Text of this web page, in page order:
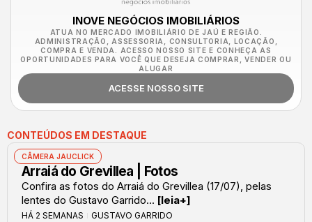
INOVE NEGÓCIOS IMOBILIÁRIOS
ATUA NO MERCADO IMOBILIÁRIO DE JAÚ E REGIÃO.
ADMINISTRAÇÃO, ASSESSORIA, CONSULTORIA, LOCAÇÃO,
COMPRA E VENDA. ACESSO NOSSO SITE E CONHEÇA AS
OPORTUNIDADES PARA VOCÊ QUE DESEJA COMPRAR, VENDER OU
ALUGAR
ACESSE NOSSO SITE
CONTEÚDOS EM DESTAQUE
CÂMERA JAUCLICK
Arraiá do Grevillea | Fotos
Confira as fotos do Arraiá do Grevillea (17/07), pelas
lentes do Gustavo Garrido... [leia+]
HÁ 2 SEMANAS GUSTAVO GARRIDO